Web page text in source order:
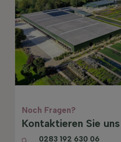
Noch Fragen?
Kontaktieren Sie uns
0283 192 630 06